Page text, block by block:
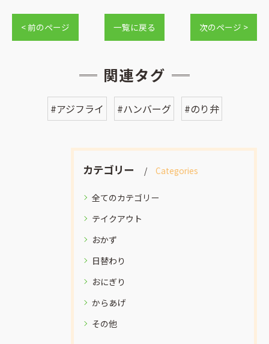
< 前のページ 一覧に戻る 次のページ >
関連タグ
#アジフライ #ハンバーグ #のり弁
カテゴリー Categories
全てのカテゴリー
テイクアウト
おかず
日替わり
おにぎり
からあげ
その他